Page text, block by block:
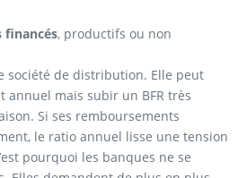
financés, productifs ou non
société de distribution. Elle peut
mais subir un BFR très
Si ses remboursements
le ratio annuel lisse une tension
pourquoi les banques ne se